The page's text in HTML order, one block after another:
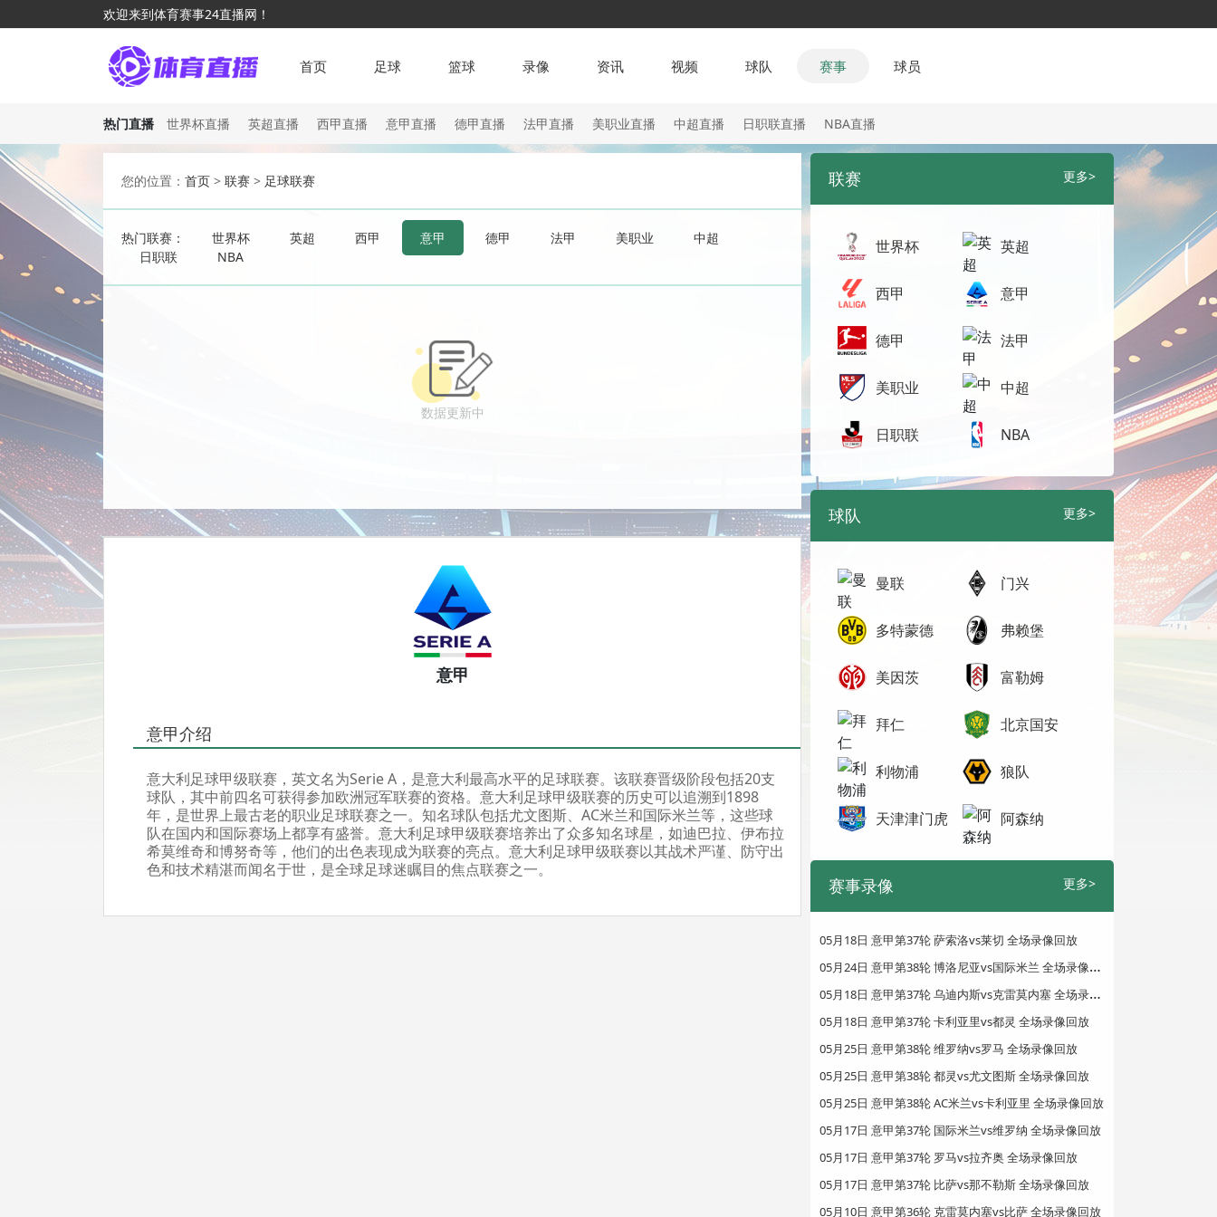
欢迎来到体育赛事24直播网！
首页 足球 篮球 录像 资讯 视频 球队 赛事 球员
热门直播 世界杯直播 英超直播 西甲直播 意甲直播 德甲直播 法甲直播 美职业直播 中超直播 日职联直播 NBA直播
您的位置： 首页 > 联赛 > 足球联赛
热门联赛： 世界杯 英超 西甲 意甲 德甲 法甲 美职业
中超
日职联
NBA
数据更新中
意甲
意甲介绍
意大利足球甲级联赛，英文名为Serie A，是意大利最高水平的足球联赛。该联赛晋级阶段包括20支
球队，其中前四名可获得参加欧洲冠军联赛的资格。意大利足球甲级联赛的历史可以追溯到1898
年，是世界上最古老的职业足球联赛之一。知名球队包括尤文图斯、AC米兰和国际米兰等，这些球
队在国内和国际赛场上都享有盛誉。意大利足球甲级联赛培养出了众多知名球星，如迪巴拉、伊布拉
希莫维奇和博努奇等，他们的出色表现成为联赛的亮点。意大利足球甲级联赛以其战术严谨、防守出
色和技术精湛而闻名于世，是全球足球迷瞩目的焦点联赛之一。
联赛 更多>
世界杯 英超
西甲 意甲
德甲 法甲
美职业 中超
日职联 NBA
球队 更多>
曼联 门兴
多特蒙德 弗赖堡
美因茨 富勒姆
拜仁 北京国安
利物浦 狼队
天津津门虎 阿森纳
赛事录像 更多>
05月18日 意甲第37轮 萨索洛vs莱切 全场录像回放
0
5月24日 意甲第38轮 博洛尼亚vs国际米兰 全场录像回放
0
5月18日 意甲第37轮 乌迪内斯vs克雷莫内塞 全场录像回放
05月18日 意甲第37轮 卡利亚里vs都灵 全场录像回放
05月25日 意甲第38轮 维罗纳vs罗马 全场录像回放
05月25日 意甲第38轮 都灵vs尤文图斯 全场录像回放
05月25日 意甲第38轮 AC米兰vs卡利亚里 全场录像回放
05月17日 意甲第37轮 国际米兰vs维罗纳 全场录像回放
05月17日 意甲第37轮 罗马vs拉齐奥 全场录像回放
05月17日 意甲第37轮 比萨vs那不勒斯 全场录像回放
05月10日 意甲第36轮 克雷莫内塞vs比萨 全场录像回放